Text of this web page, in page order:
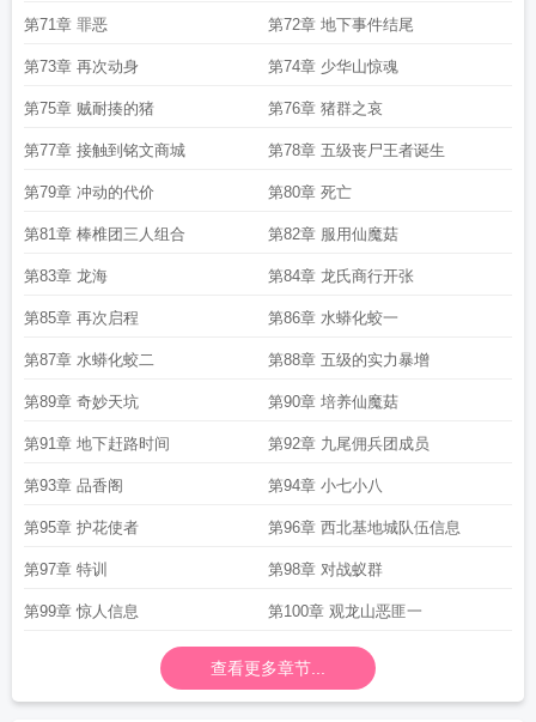
第71章 罪恶 第72章 地下事件结尾
第73章 再次动身 第74章 少华山惊魂
第75章 贼耐揍的猪 第76章 猪群之哀
第77章 接触到铭文商城 第78章 五级丧尸王者诞生
第79章 冲动的代价 第80章 死亡
第81章 棒椎团三人组合 第82章 服用仙魔菇
第83章 龙海 第84章 龙氏商行开张
第85章 再次启程 第86章 水蟒化蛟一
第87章 水蟒化蛟二 第88章 五级的实力暴增
第89章 奇妙天坑 第90章 培养仙魔菇
第91章 地下赶路时间 第92章 九尾佣兵团成员
第93章 品香阁 第94章 小七小八
第95章 护花使者 第96章 西北基地城队伍信息
第97章 特训 第98章 对战蚁群
第99章 惊人信息 第100章 观龙山恶匪一
查看更多章节...